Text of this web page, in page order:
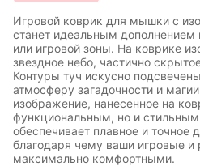
Игровой коврик для мышки с
станет идеальным дополнением
или игровой зоны. На коврике
звездное небо, частично
Контуры туч искусно
атмосферу загадочности и
изображение, нанесенное на
функциональным, но и
обеспечивает плавное и
благодаря чему ваши игровые и
максимально комфортными.